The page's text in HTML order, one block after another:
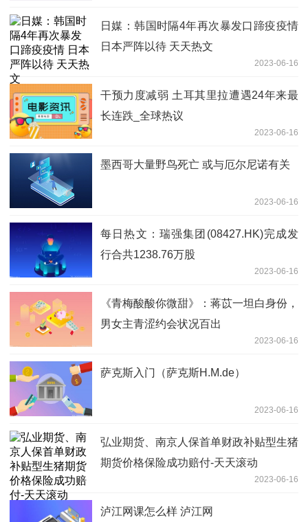
日媒：韩国时隔4年再次暴发口蹄疫疫情
日本严阵以待 天天热文
2023-06-16
干预力度减弱 土耳其里拉遭遇24年来最
长连跌_全球热议
2023-06-16
墨西哥大量野鸟死亡 或与厄尔尼诺有关
2023-06-16
每日热文：瑞强集团(08427.HK)完成发
行合共1238.76万股
2023-06-16
《青梅酸酸你微甜》：蒋苡一坦白身份，
男女主青涩约会状况百出
2023-06-16
萨克斯入门（萨克斯H.M.de）
2023-06-16
弘业期货、南京人保首单财政补贴型生猪
期货价格保险成功赔付-天天滚动
2023-06-16
泸江网课怎么样 泸江网